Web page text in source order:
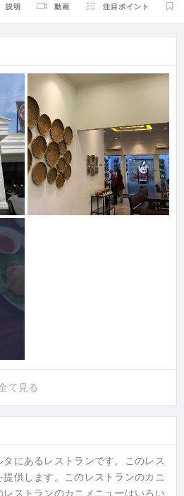
説明 動画 注目ポイント
て見る
にあるレストランです。このレス
提供します。このレストランのカニ
レストランのカニメニューはいろい